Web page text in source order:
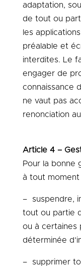
adaptation,
de tout ou
les
préalable et
interdites. Le
engager de
connaissance
ne vaut pas
renonciation
Article 4 –
Pour la bonne
à tout moment
– suspendre,
tout ou partie
ou à certaines
déterminée
– supprimer